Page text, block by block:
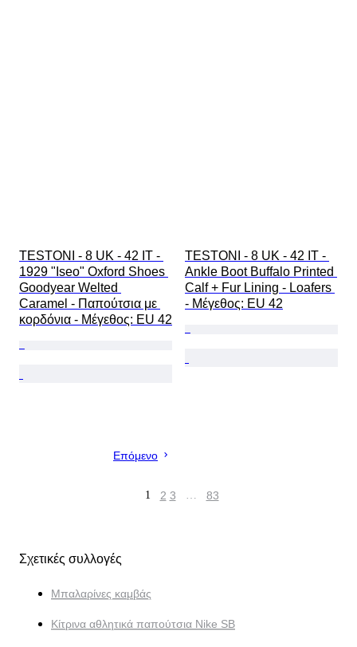
TESTONI - 8 UK - 42 IT -
1929 "Iseo" Oxford Shoes
Goodyear Welted
Caramel - Παπούτσια με
κορδόνια - Mέγεθος: EU 42
TESTONI - 8 UK - 42 IT -
Ankle Boot Buffalo Printed
Calf + Fur Lining - Loafers
- Mέγεθος: EU 42
Επόμενο
1 2 3 … 83
Σχετικές συλλογές
Μπαλαρίνες καμβάς
Κίτρινα αθλητικά παπούτσια Nike SB